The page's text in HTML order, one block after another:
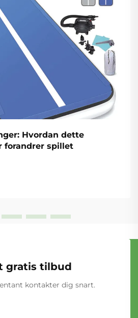
Hvordan dette
forandrer spillet
gratis tilbud
kontakter dig snart.